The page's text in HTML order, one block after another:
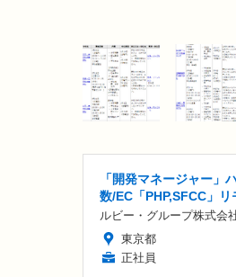
「開発マネージャー」
数/EC「PHP,SFCC」リ
ルビー・グループ株式会
東京都
正社員